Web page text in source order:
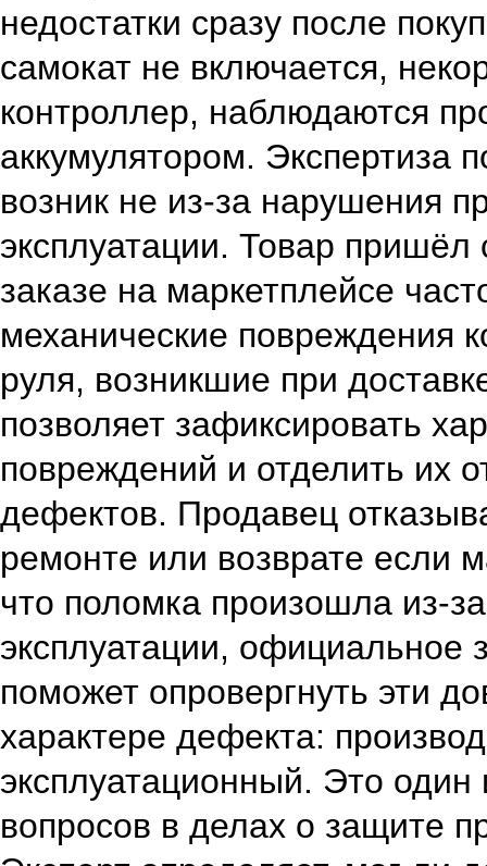
недостатки сразу после
самокат не включается,
контроллер, наблюдаются
аккумулятором. Экспертиза
возник не из‑за нарушения
эксплуатации. Товар
заказе на маркетплейсе
механические повреждения
руля, возникшие при
позволяет зафиксировать
повреждений и отделить их
дефектов. Продавец
ремонте или возврате если
что поломка произошла
эксплуатации, официальное
поможет опровергнуть эти
характере дефекта:
эксплуатационный. Это
вопросов в делах о защите